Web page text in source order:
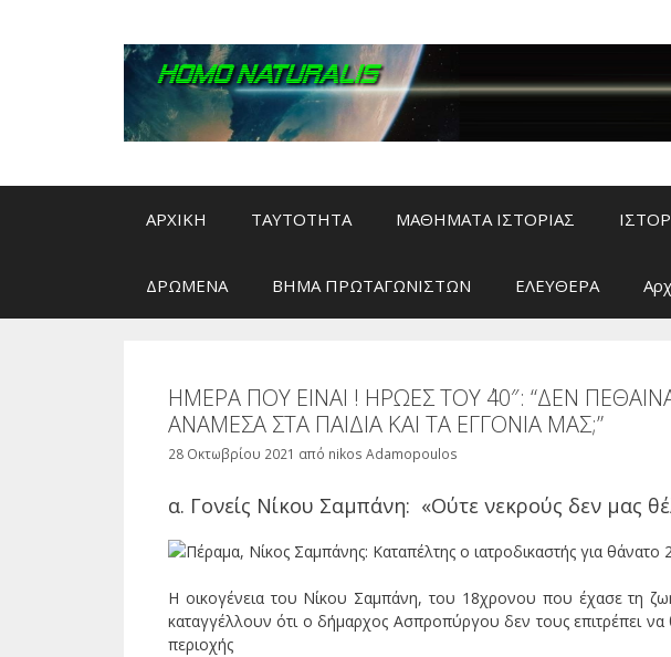
ΑΡΧΙΚΗ ΤΑΥΤΟΤΗΤΑ ΜΑΘΗΜΑΤΑ ΙΣΤΟΡΙΑΣ
ΔΡΩΜΕΝΑ ΒΗΜΑ ΠΡΩΤΑΓΩΝΙΣΤΩΝ ΕΛΕΥΘΕΡΑ
ΗΜΕΡΑ ΠΟΥ ΕΙΝΑΙ ! ΗΡΩΕΣ ΤΟΥ ΄40″: “ΔΕΝ
ΑΝΑΜΕΣΑ ΣΤΑ ΠΑΙΔΙΑ ΚΑΙ ΤΑ ΕΓΓΟΝΙΑ ΜΑΣ;”
28 Οκτωβρίου 2021 από nikos Adamopoulos
α. Γονείς Νίκου Σαμπάνη: «Ούτε νεκρούς δεν μας
Η οικογένεια του Νίκου Σαμπάνη, του 18χρονου που έχασε τη
καταγγέλλουν ότι ο δήμαρχος Ασπροπύργου δεν τους επιτρέπει
περιοχής